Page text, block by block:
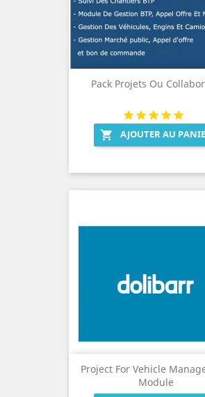
Pack Projets Ou
 AJOUTER AU
Project For Vehicle
Module